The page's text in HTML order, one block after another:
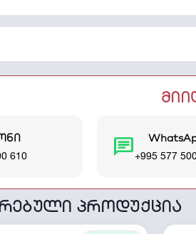
610 chat+995 577
პროდუქცია